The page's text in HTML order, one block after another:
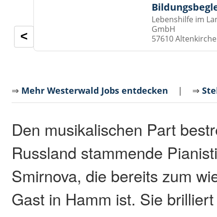
Lebenshilfe im
GmbH
57610
<
⇒ Mehr Westerwald Jobs entdecken | ⇒
Den musikalischen Part
Russland stammende
Smirnova, die bereits zum
Gast in Hamm ist. Sie